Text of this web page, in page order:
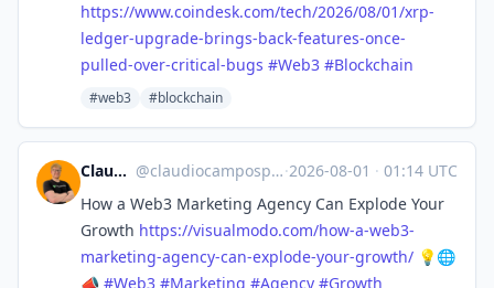
https://www.coindesk.com/tech/2026/08/01/xrp-
ledger-upgrade-brings-back-features-once-
pulled-over-critical-bugs #Web3 #Blockchain
#web3 #blockchain
Claudio Pires @claudiocamposp@mastodon.social ·2026-08-01 · 01:14 UTC
How a Web3 Marketing Agency Can Explode Your
Growth https://visualmodo.com/how-a-web3-
marketing-agency-can-explode-your-growth/ 💡🌐
📣 #Web3 #Marketing #Agency #Growth